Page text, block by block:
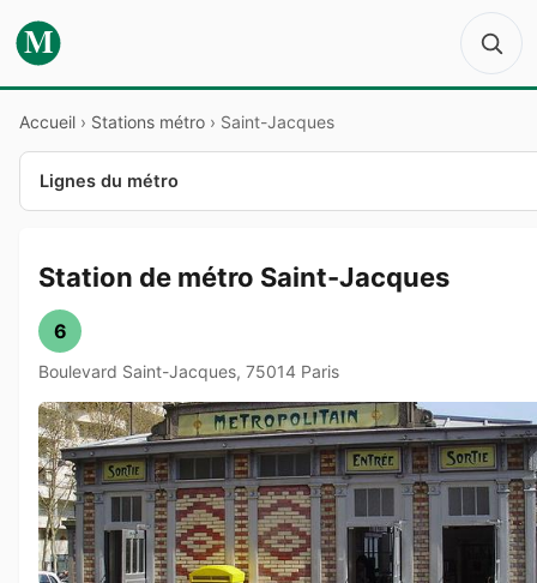
M
Accueil › Stations métro › Saint-Jacques
Lignes du métro
Station de métro Saint-Jacques
6
Boulevard Saint-Jacques, 75014 Paris